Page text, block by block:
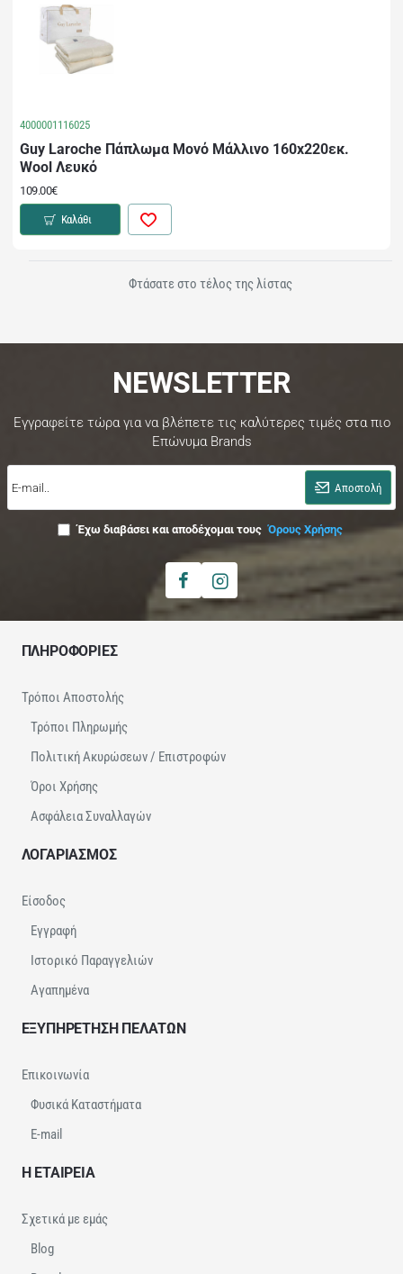
4000001116025
Guy Laroche Πάπλωμα Μονό Μάλλινο 160x220εκ.
Wool Λευκό
109.00€
Καλάθι
Φτάσατε στο τέλος της λίστας
NEWSLETTER
Εγγραφείτε τώρα για να βλέπετε τις καλύτερες τιμές στα πιο
Επώνυμα Brands
mail..
Αποστολή
Έχω διαβάσει και αποδέχομαι τους Όρους Χρήσης
ΠΛΗΡΟΦΟΡΙΕΣ
Τρόποι Αποστολής
Τρόποι Πληρωμής
Πολιτική Ακυρώσεων / Επιστροφών
Όροι Χρήσης
Ασφάλεια Συναλλαγών
ΛΟΓΑΡΙΑΣΜΟΣ
Είσοδος
Εγγραφή
Ιστορικό Παραγγελιών
Αγαπημένα
ΕΞΥΠΗΡΕΤΗΣΗ ΠΕΛΑΤΩΝ
Επικοινωνία
Φυσικά Καταστήματα
E-mail
Η ΕΤΑΙΡΕΙΑ
Σχετικά με εμάς
Blog